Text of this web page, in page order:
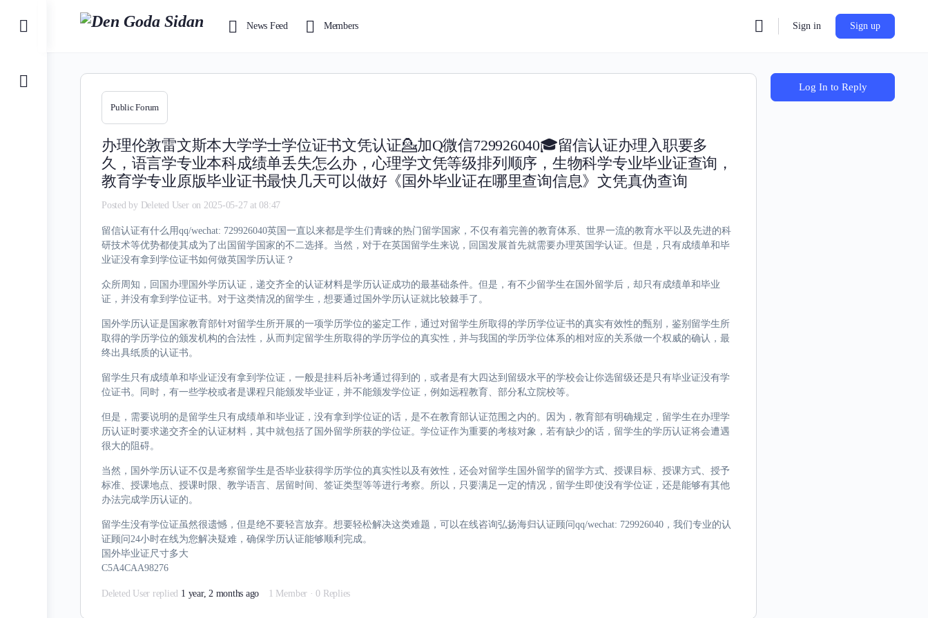
News Feed Members Sign in Sign up
Public Forum
办理伦敦雷文斯本大学学士学位证书文凭认证💁加Q微信729926040🎓留信认证办理入职要多
久，语言学专业本科成绩单丢失怎么办，心理学文凭等级排列顺序，生物科学专业毕业证查询，
教育学专业原版毕业证书最快几天可以做好《国外毕业证在哪里查询信息》文凭真伪查询
Posted by Deleted User on 2025-05-27 at 08:47
留信认证有什么用qq/wechat: 729926040英国一直以来都是学生们青睐的热门留学国家，不仅有着完善的教育体系、世界一流的教育水平以及先进的科
研技术等优势都使其成为了出国留学国家的不二选择。当然，对于在英国留学生来说，回国发展首先就需要办理英国学认证。但是，只有成绩单和毕
业证没有拿到学位证书如何做英国学历认证？
众所周知，回国办理国外学历认证，递交齐全的认证材料是学历认证成功的最基础条件。但是，有不少留学生在国外留学后，却只有成绩单和毕业
证，并没有拿到学位证书。对于这类情况的留学生，想要通过国外学历认证就比较棘手了。
国外学历认证是国家教育部针对留学生所开展的一项学历学位的鉴定工作，通过对留学生所取得的学历学位证书的真实有效性的甄别，鉴别留学生所
取得的学历学位的颁发机构的合法性，从而判定留学生所取得的学历学位的真实性，并与我国的学历学位体系的相对应的关系做一个权威的确认，最
终出具纸质的认证书。
留学生只有成绩单和毕业证没有拿到学位证，一般是挂科后补考通过得到的，或者是有大四达到留级水平的学校会让你选留级还是只有毕业证没有学
位证书。同时，有一些学校或者是课程只能颁发毕业证，并不能颁发学位证，例如远程教育、部分私立院校等。
但是，需要说明的是留学生只有成绩单和毕业证，没有拿到学位证的话，是不在教育部认证范围之内的。因为，教育部有明确规定，留学生在办理学
历认证时要求递交齐全的认证材料，其中就包括了国外留学所获的学位证。学位证作为重要的考核对象，若有缺少的话，留学生的学历认证将会遭遇
很大的阻碍。
当然，国外学历认证不仅是考察留学生是否毕业获得学历学位的真实性以及有效性，还会对留学生国外留学的留学方式、授课目标、授课方式、授予
标准、授课地点、授课时限、教学语言、居留时间、签证类型等等进行考察。所以，只要满足一定的情况，留学生即使没有学位证，还是能够有其他
办法完成学历认证的。
留学生没有学位证虽然很遗憾，但是绝不要轻言放弃。想要轻松解决这类难题，可以在线咨询弘扬海归认证顾问qq/wechat: 729926040，我们专业的认
证顾问24小时在线为您解决疑难，确保学历认证能够顺利完成。
国外毕业证尺寸多大
C5A4CAA98276
Deleted User replied 1 year, 2 months ago 1 Member · 0 Replies
Log In to Reply